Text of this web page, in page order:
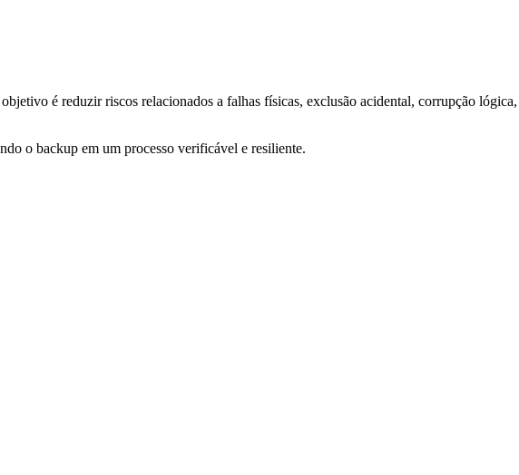
é reduzir riscos relacionados a falhas físicas, exclusão acidental, corrupção
o backup em um processo verificável e resiliente.